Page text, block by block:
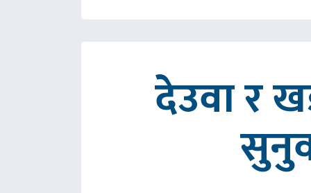
देउवा र